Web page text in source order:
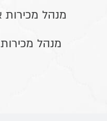
מנהל מכירות
מנהל מכירות